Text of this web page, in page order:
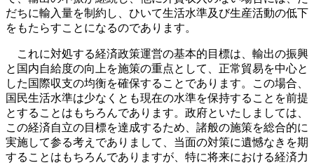
だちに輸入量を制約し、ひいて生活水準及び生産活動の低下
をもたらすことになるのであります。
これに対処する経済政策運営の基本的目標は、輸出の振興
と国内自給度の向上を施策の重点として、正常貿易を中心と
した国際収支の均衡を確保することであります。この場合、
国民生活水準は少なくとも現在の水準を保持することを前提
とすることはもちろんであります。政府といたしましては、
この経済自立の目標を達成するため、諸般の施策を総合的に
実施して参る考えでありまして、当面の対策に遺憾なきを期
することはもちろんでありますが、特に将来における経済力